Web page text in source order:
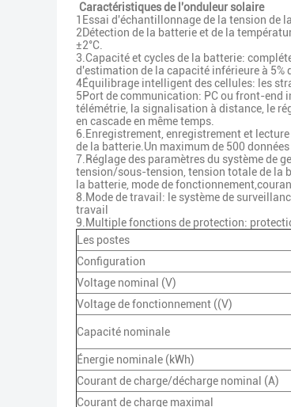
Caractéristiques de l'onduleur solaire
1Essai d'échantillonnage de la tension de
2Détection de la batterie et de la
±2°C.
3.Capacité et cycles de la batterie:
d'estimation de la capacité inférieure à 5%
4Équilibrage intelligent des cellules: les
5Port de communication: PC ou front-end
télémétrie, la signalisation à distance, le
en cascade en même temps.
6.Enregistrement, enregistrement et
de la batterie.Un maximum de 500
7.Réglage des paramètres du système de
tension/sous-tension, tension totale de la
la batterie, mode de
8.Mode de travail: le système de
travail
9.Multiple fonctions de protection:
Les postes
Configuration
Voltage nominal (V)
Voltage de fonctionnement ((V)
Capacité nominale
Énergie nominale (kWh)
Courant de charge/décharge nominal (A)
Courant de charge maximal